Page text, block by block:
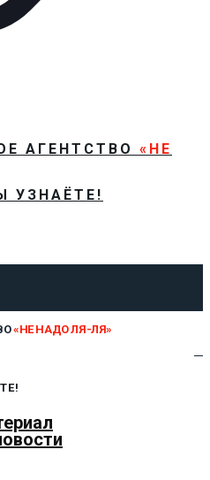
АГЕНТСТВО «НЕ
УЗНАЁТЕ!
«НЕ НАДО ЛЯ-ЛЯ»